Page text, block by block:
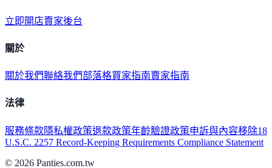
立即開店賣家後台
關於
關於我們聯絡我們部落格買家指南賣家指南
法律
服務條款隱私權政策退款政策年齡驗證政策申訴與內容移除18
U.S.C. 2257 Record-Keeping Requirements Compliance Statement
© 2026 Panties.com.tw